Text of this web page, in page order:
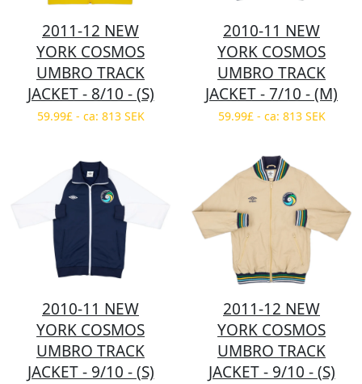
2011-12 NEW
YORK COSMOS
UMBRO TRACK
JACKET - 8/10 - (S)
59.99£ - ca: 813 SEK
2010-11 NEW
YORK COSMOS
UMBRO TRACK
JACKET - 7/10 - (M)
59.99£ - ca: 813 SEK
2010-11 NEW
YORK COSMOS
UMBRO TRACK
JACKET - 9/10 - (S)
2011-12 NEW
YORK COSMOS
UMBRO TRACK
JACKET - 9/10 - (S)